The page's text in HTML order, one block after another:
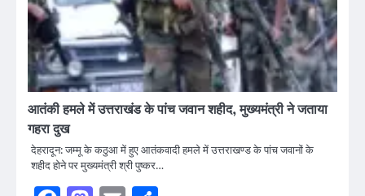
आतंकी हमले में उत्तराखंड के पांच जवान शहीद, मुख्यमंत्री ने जताया
गहरा दुख
देहरादून: जम्मू के कठुआ में हुए आतंकवादी हमले में उत्तराखण्ड के पांच जवानों के
शहीद होने पर मुख्यमंत्री श्री पुष्कर…